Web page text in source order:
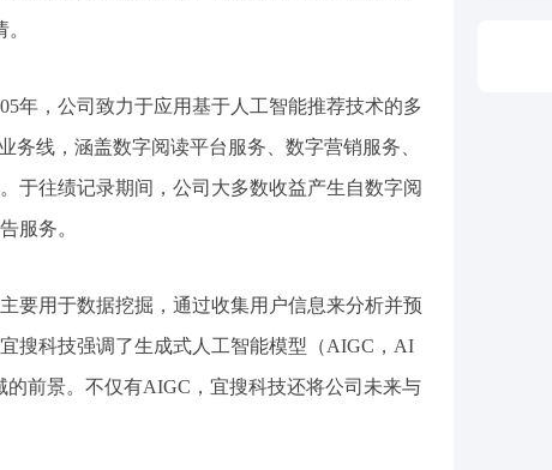
年，公司致力于应用基于人工智能推荐技术的多
务线，涵盖数字阅读平台服务、数字营销服务、
于往绩记录期间，公司大多数收益产生自数字阅
服务。
要用于数据挖掘，通过收集用户信息来分析并预
搜科技强调了生成式人工智能模型（AIGC，AI
的前景。不仅有AIGC，宜搜科技还将公司未来与